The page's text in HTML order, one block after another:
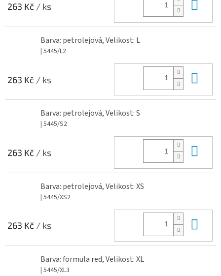
263 Kč / ks
Barva: petrolejová, Velikost: L
| 5445/L2
263 Kč / ks
Barva: petrolejová, Velikost: S
| 5445/S2
263 Kč / ks
Barva: petrolejová, Velikost: XS
| 5445/XS2
263 Kč / ks
Barva: formula red, Velikost: XL
| 5445/XL3